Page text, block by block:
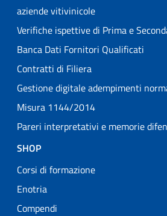
aziende vitivinicole
Verifiche ispettive di Prima e
Banca Dati Fornitori Qualificati
Contratti di Filiera
Gestione digitale adempimenti
Misura 1144/2014
Pareri interpretativi e memorie
SHOP
Corsi di formazione
Enotria
Compendi